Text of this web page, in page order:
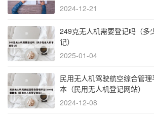
2024-12-21
249克无人机需要登记吗（多
记）
2025-01-04
民用无人机驾驶航空综合管
本（民用无人机登记网站）
2024-12-08